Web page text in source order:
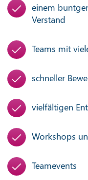
einem
Verstand
Teams mit
schneller
vielfältigen
Workshops
Teamevents